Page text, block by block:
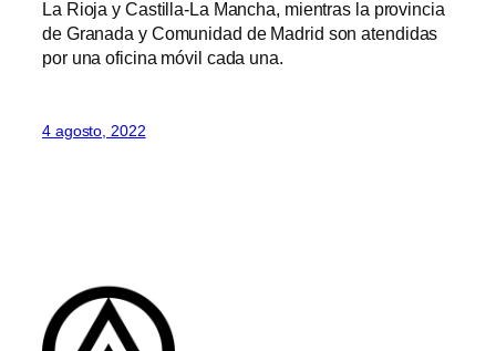
La Rioja y Castilla-La Mancha, mientras la provincia
de Granada y Comunidad de Madrid son atendidas
por una oficina móvil cada una.
4 agosto, 2022